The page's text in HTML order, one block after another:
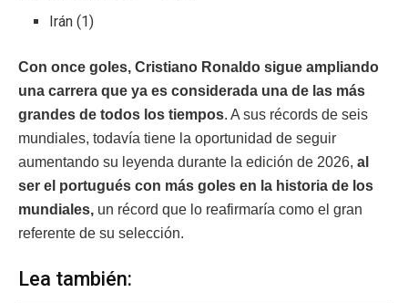
Irán (1)
Con once goles, Cristiano Ronaldo sigue ampliando
una carrera que ya es considerada una de las más
grandes de todos los tiempos. A sus récords de seis
mundiales, todavía tiene la oportunidad de seguir
aumentando su leyenda durante la edición de 2026, al
ser el portugués con más goles en la historia de los
mundiales, un récord que lo reafirmaría como el gran
referente de su selección.
Lea también: